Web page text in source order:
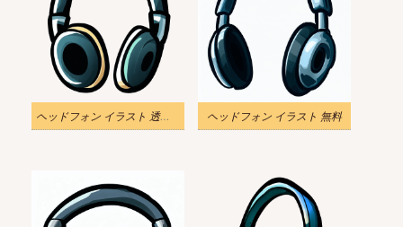
ヘッドフォン イラスト 透過ダウンロード ヘッドフォン イラスト 無料